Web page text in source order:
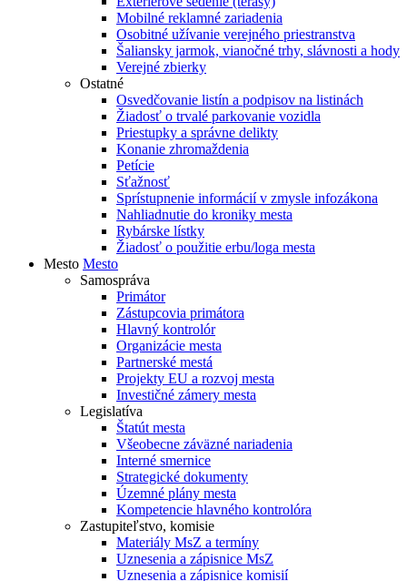
Mobilné reklamné zariadenia
Osobitné užívanie verejného priestranstva
Šaliansky jarmok, vianočné trhy, slávnosti a hody
Verejné zbierky
Ostatné
Osvedčovanie listín a podpisov na listinách
Žiadosť o trvalé parkovanie vozidla
Priestupky a správne delikty
Konanie zhromaždenia
Petície
Sťažnosť
Sprístupnenie informácií v zmysle infozákona
Nahliadnutie do kroniky mesta
Rybárske lístky
Žiadosť o použitie erbu/loga mesta
Mesto Mesto
Samospráva
Primátor
Zástupcovia primátora
Hlavný kontrolór
Organizácie mesta
Partnerské mestá
Projekty EU a rozvoj mesta
Investičné zámery mesta
Legislatíva
Štatút mesta
Všeobecne záväzné nariadenia
Interné smernice
Strategické dokumenty
Územné plány mesta
Kompetencie hlavného kontrolóra
Zastupiteľstvo, komisie
Materiály MsZ a termíny
Uznesenia a zápisnice MsZ
Uznesenia a zápisnice komisií